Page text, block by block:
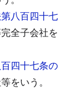
八百四十七
全子会社を
四十七条の
をいう。